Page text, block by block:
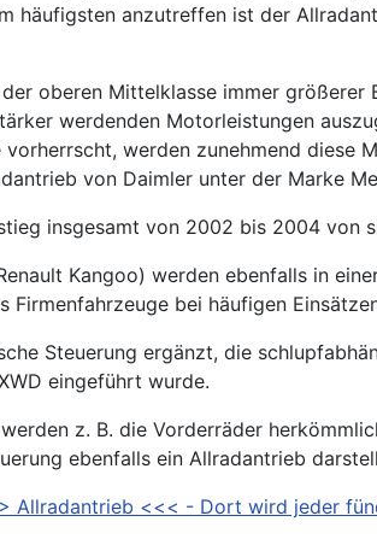
häufigsten anzutreffen ist der
oberen Mittelklasse immer
werdenden Motorleistungen
werden zunehmend diese
von Daimler unter der Marke
insgesamt von 2002 bis 2004 von
Kangoo) werden ebenfalls in
bei häufigen
Steuerung ergänzt, die
eingeführt wurde.
z. B. die Vorderräder
ebenfalls ein Allradantrieb
Allradantrieb <<< - Dort wird jeder